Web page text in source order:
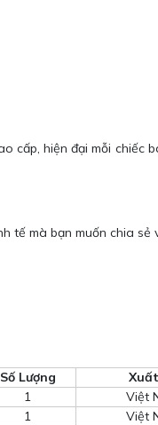
cấp, hiện đại mỗi chiếc
tế mà bạn muốn chia sẻ
Số Lượng
1
Việt
1
Việt